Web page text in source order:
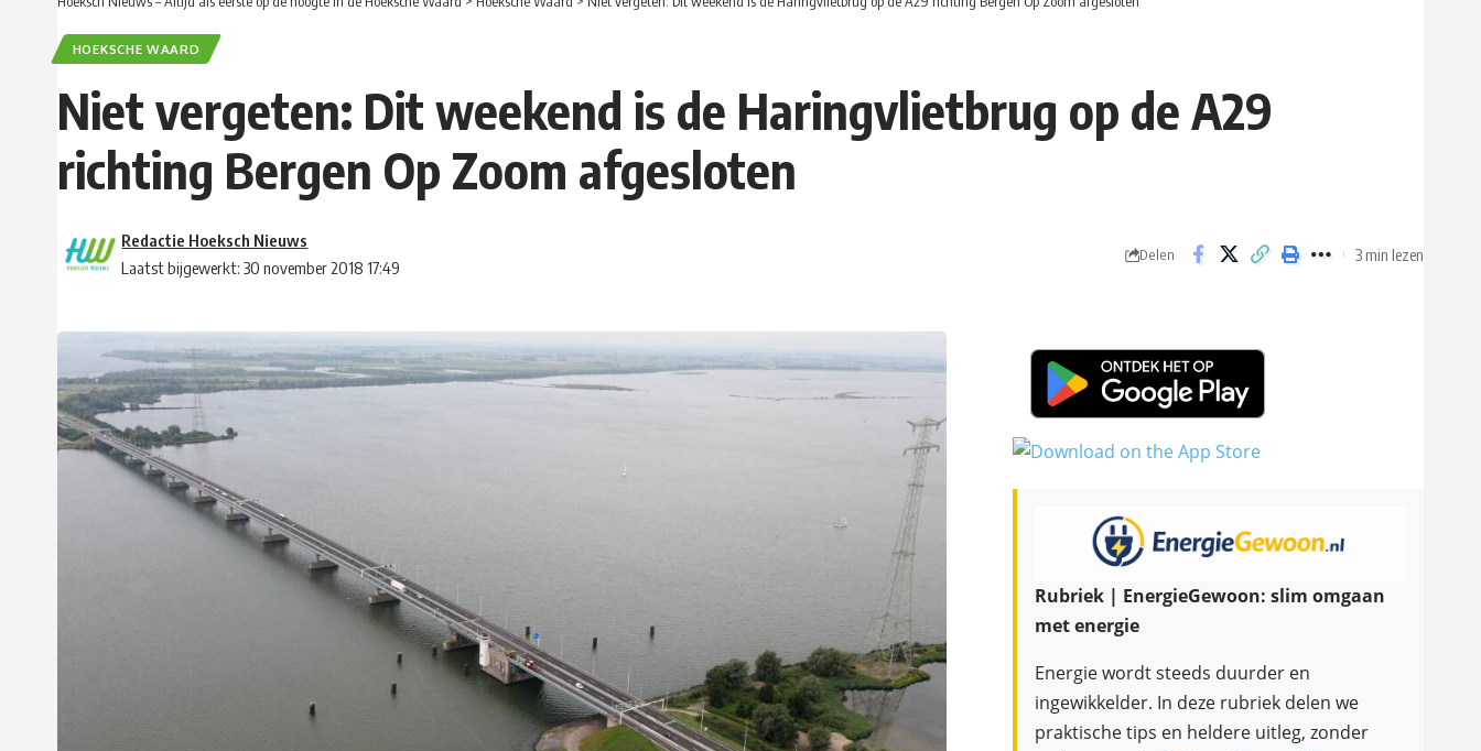
HOEKSCHE WAARD
Niet vergeten: Dit weekend is de Haringvlietbrug op de A29
richting Bergen Op Zoom afgesloten
Laatst bijgewerkt: 30 november 2018 17:49
Redactie Hoeksch Nieuws
Delen 3 min lezen
Rubriek | EnergieGewoon: slim omgaan
met energie
Energie wordt steeds duurder en
ingewikkelder. In deze rubriek delen we
praktische tips en heldere uitleg, zonder